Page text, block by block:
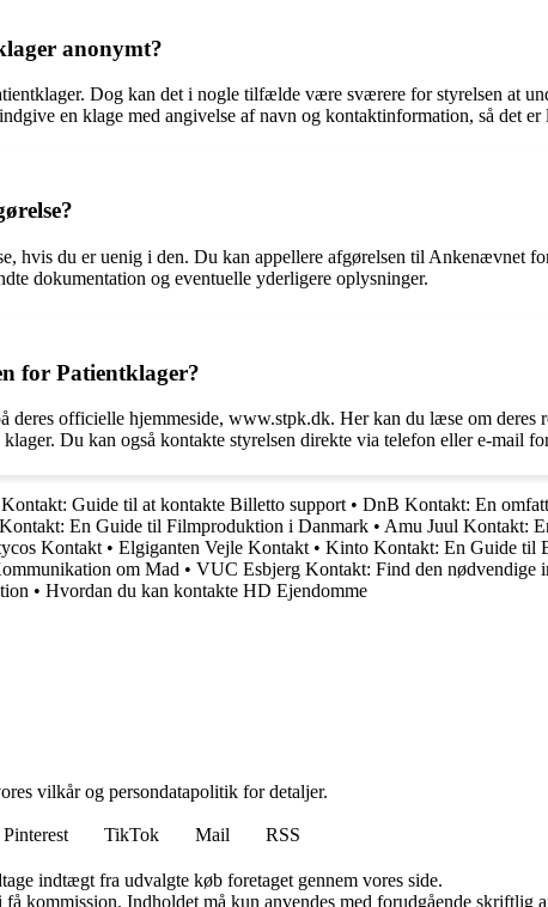
anonymt?
Dog kan det i nogle tilfælde være sværere for styrelsen at
en klage med angivelse af navn og kontaktinformation, så det
hvis du er uenig i den. Du kan appellere afgørelsen til Ankenævnet
dokumentation og eventuelle yderligere oplysninger.
for Patientklager?
officielle hjemmeside, www.stpk.dk. Her kan du læse om deres
Du kan også kontakte styrelsen direkte via telefon eller e-mail
Guide til at kontakte Billetto support • DnB Kontakt: En
En Guide til Filmproduktion i Danmark • Amu Juul Kontakt:
Kontakt • Elgiganten Vejle Kontakt • Kinto Kontakt: En Guide til
om Mad • VUC Esbjerg Kontakt: Find den nødvendige
• Hvordan du kan kontakte HD Ejendomme
vilkår og persondatapolitik for detaljer.
Pinterest TikTok Mail
RSS
indtægt fra udvalgte køb foretaget gennem vores side.
kommission. Indholdet må kun anvendes med forudgående skriftlig